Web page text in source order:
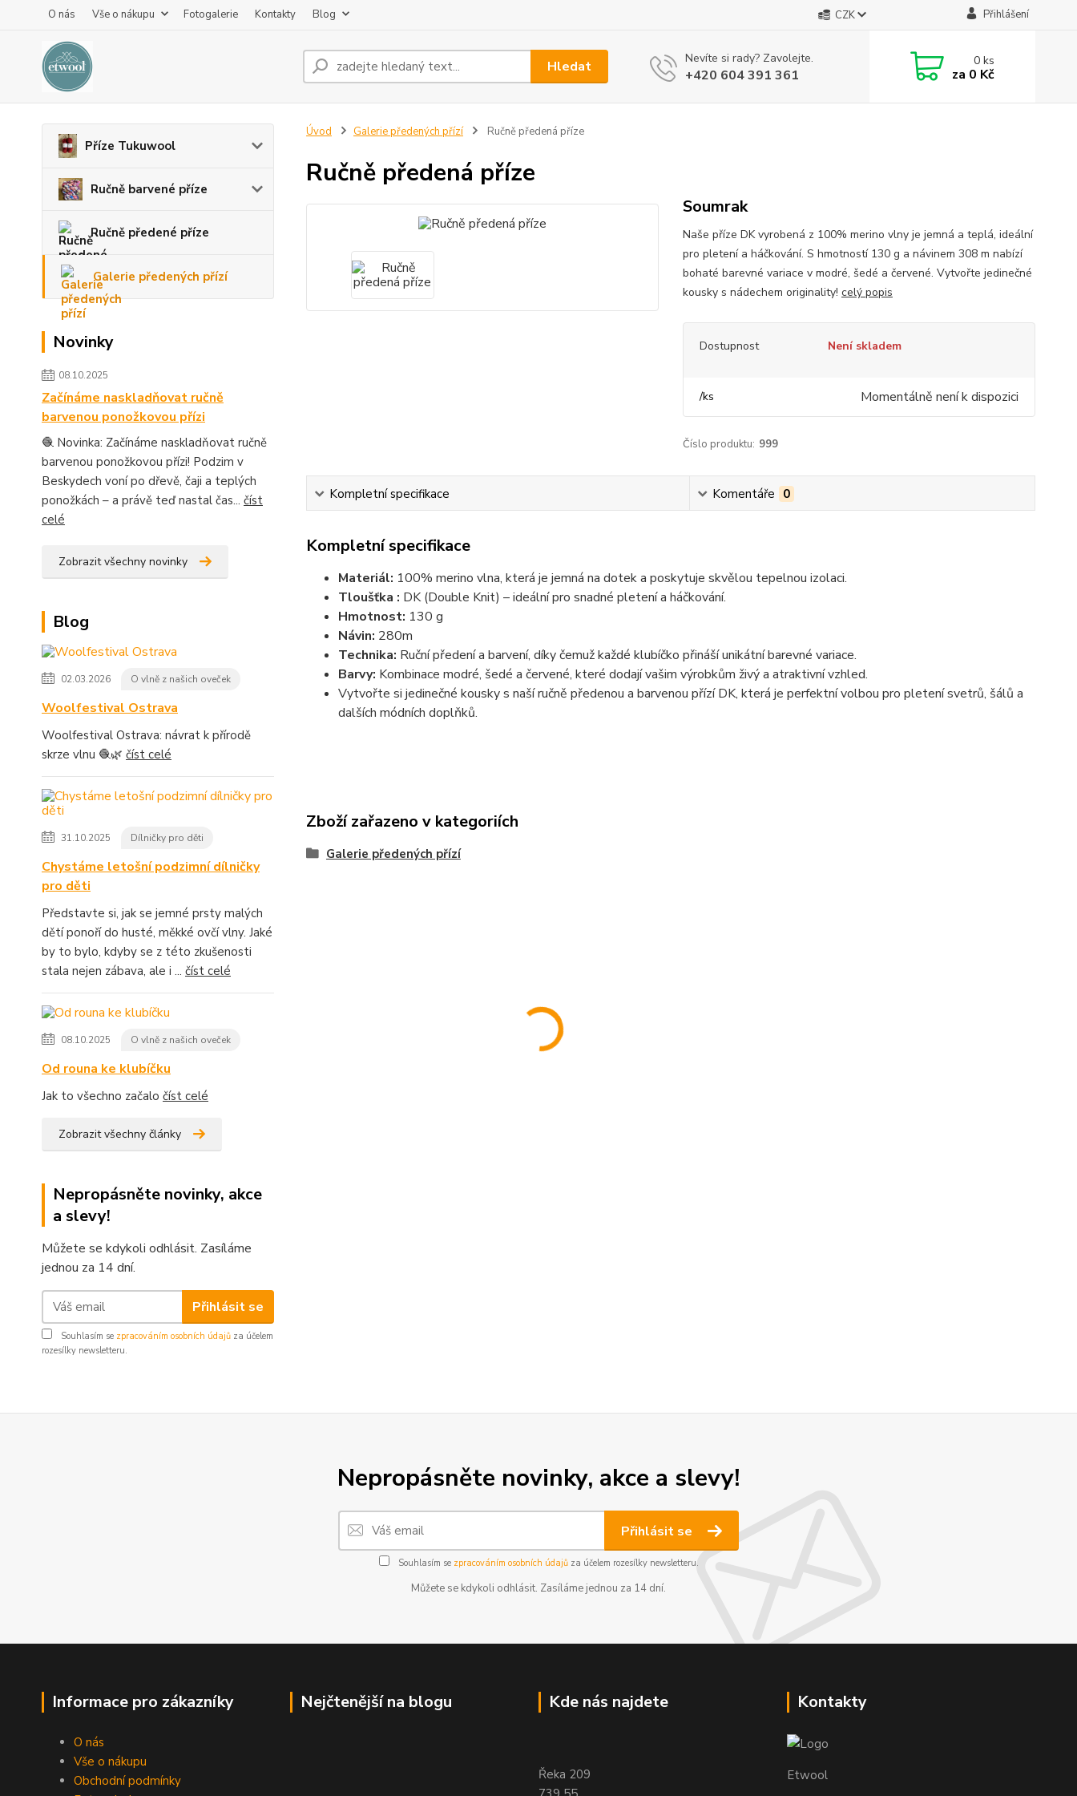
O nás Vše o nákupu Fotogalerie Kontakty Blog CZK Přihlášení
Hledat Nevíte si rady? Zavolejte.
+420 604 391 361
0ks
za 0 Kč
Příze Tukuwool
Ručně barvené příze
Ručně předené příze
Galerie předených přízí
Novinky
08.10.2025
Začínáme naskladňovat ručně
barvenou ponožkovou přízi
🧶 Novinka: Začínáme naskladňovat ručně
barvenou ponožkovou přízi! Podzim v
Beskydech voní po dřevě, čaji a teplých
ponožkách – a právě teď nastal čas... číst
celé
Zobrazit všechny novinky
Blog
02.03.2026 O vlně z našich oveček
Woolfestival Ostrava
Woolfestival Ostrava: návrat k přírodě
skrze vlnu 🧶🌿 číst celé
31.10.2025 Dílničky pro děti
Chystáme letošní podzimní dílničky
pro děti
Představte si, jak se jemné prsty malých
dětí ponoří do husté, měkké ovčí vlny. Jaké
by to bylo, kdyby se z této zkušenosti
stala nejen zábava, ale i ... číst celé
08.10.2025 O vlně z našich oveček
Od rouna ke klubíčku
Jak to všechno začalo číst celé
Zobrazit všechny články
Nepropásněte novinky, akce
a slevy!
Můžete se kdykoli odhlásit. Zasíláme
jednou za 14 dní.
Přihlásit se
Souhlasím se zpracováním osobních údajů za účelem
rozesílky newsletteru.
Úvod Galerie předených přízí Ručně předená příze
Ručně předená příze
Soumrak
Naše příze DK vyrobená z 100% merino vlny je jemná a teplá, ideální
pro pletení a háčkování. S hmotností 130 g a návinem 308 m nabízí
bohaté barevné variace v modré, šedé a červené. Vytvořte jedinečné
kousky s nádechem originality! celý popis
Dostupnost Není skladem
/ks Momentálně není k dispozici
Číslo produktu: 999
Kompletní specifikace Komentáře 0
Kompletní specifikace
Materiál: 100% merino vlna, která je jemná na dotek a poskytuje skvělou tepelnou izolaci.
Tloušťka : DK (Double Knit) – ideální pro snadné pletení a háčkování.
Hmotnost: 130 g
Návin: 280m
Technika: Ruční předení a barvení, díky čemuž každé klubíčko přináší unikátní barevné variace.
Barvy: Kombinace modré, šedé a červené, které dodají vašim výrobkům živý a atraktivní vzhled.
Vytvořte si jedinečné kousky s naší ručně předenou a barvenou přízí DK, která je perfektní volbou pro pletení svetrů, šálů a
dalších módních doplňků.
Zboží zařazeno v kategoriích
Galerie předených přízí
Nepropásněte novinky, akce a slevy!
Přihlásit se
Souhlasím se zpracováním osobních údajůza účelem rozesílky newsletteru.
Můžete se kdykoli odhlásit. Zasíláme jednou za 14 dní.
Informace pro zákazníky
O nás
Vše o nákupu
Obchodní podmínky
Nejčtenější na blogu Kde nás najdete
Řeka 209
Kontakty
Etwool